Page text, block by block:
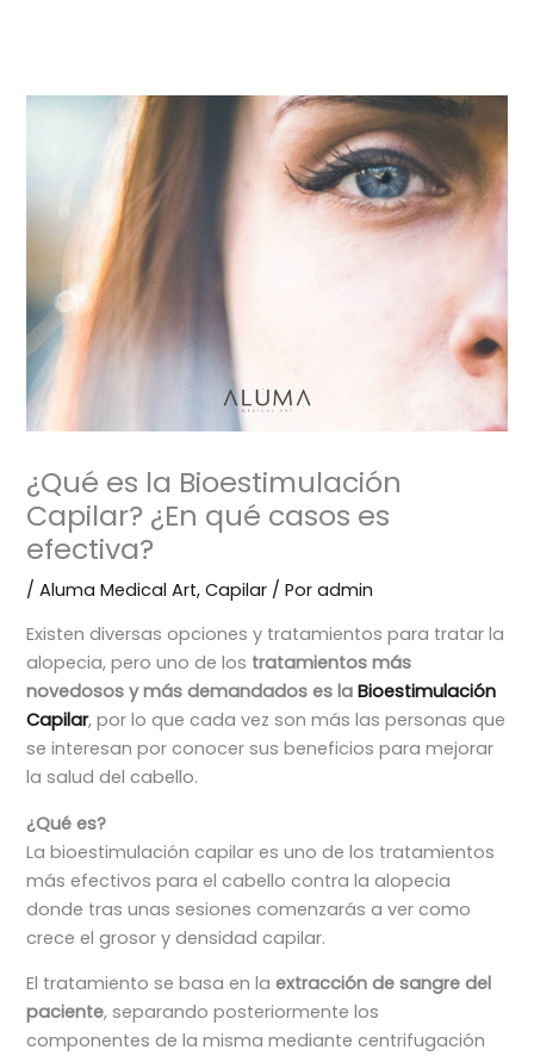
¿Qué es la Bioestimulación
Capilar? ¿En qué casos es
efectiva?
/Aluma Medical Art,Capilar / Poradmin
Existen diversas opciones y tratamientos para tratar la
alopecia, pero uno de los tratamientos más
novedosos y más demandados es laBioestimulación
Capilar, por lo que cada vez son más las personas que
se interesan por conocer sus beneficios para mejorar
la salud del cabello.
¿Qué es?
La bioestimulación capilar es uno de los tratamientos
más efectivos para el cabello contra la alopecia
donde tras unas sesiones comenzarás a ver como
crece el grosor y densidad capilar.
El tratamiento se basa en la extracción de sangre del
paciente, separando posteriormente los
componentes de la misma mediante centrifugación